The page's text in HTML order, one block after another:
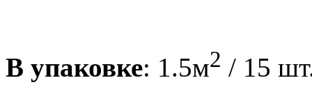
В упаковке: 1.5м2 / 15